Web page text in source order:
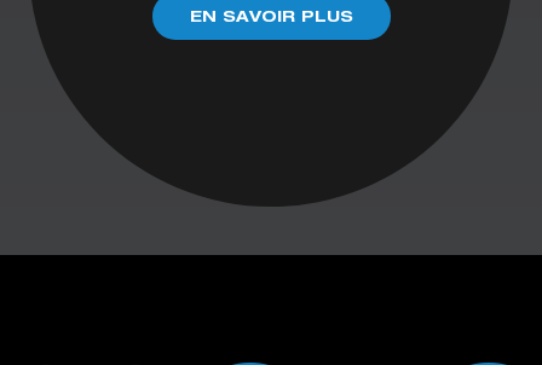
EN SAVOIR PLUS